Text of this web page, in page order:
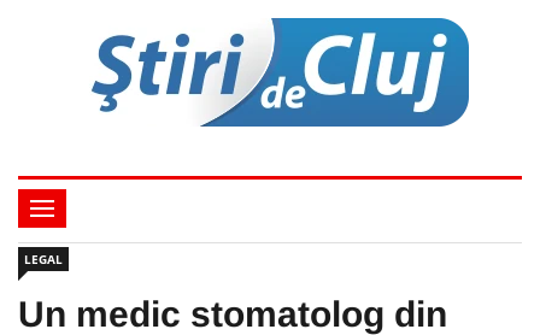
LEGAL
Un medic stomatolog din